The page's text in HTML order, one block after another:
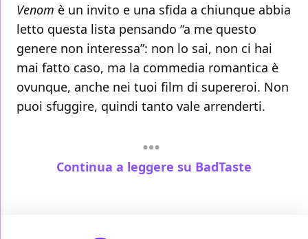
Venom è un invito e una sfida a chiunque abbia
letto questa lista pensando “a me questo
genere non interessa”: non lo sai, non ci hai
mai fatto caso, ma la commedia romantica è
ovunque, anche nei tuoi film di supereroi. Non
puoi sfuggire, quindi tanto vale arrenderti.
Continua a leggere su BadTaste